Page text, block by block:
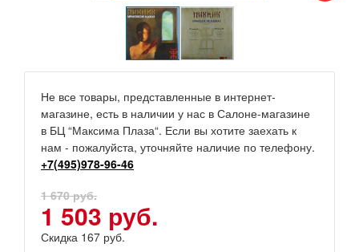
Не все товары, представленные в интернет-
магазине, есть в наличии у нас в Салоне-магазине
в БЦ “Максима Плаза“. Если вы хотите заехать к
нам - пожалуйста, уточняйте наличие по телефону.
+7(495)978-96-46
1 670 руб.
1 503 руб.
Скидка 167 руб.